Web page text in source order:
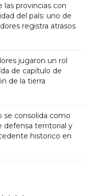
las provincias con
del país: uno de
registra atrasos
jugaron un rol
de capítulo de
de la tierra
se consolida como
defensa territorial y
historico en